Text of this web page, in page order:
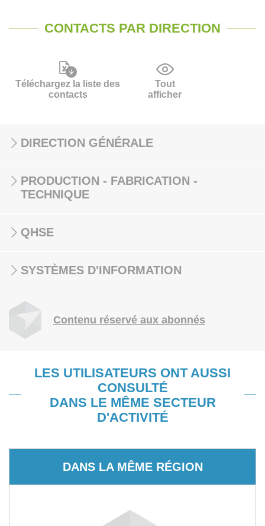
CONTACTS PAR DIRECTION
Téléchargez la liste des
contacts
Tout
afficher
DIRECTION GÉNÉRALE
PRODUCTION - FABRICATION -
TECHNIQUE
QHSE
SYSTÈMES D'INFORMATION
Contenu réservé aux abonnés
LES UTILISATEURS ONT AUSSI
CONSULTÉ
DANS LE MÊME SECTEUR
D'ACTIVITÉ
DANS LA MÊME RÉGION